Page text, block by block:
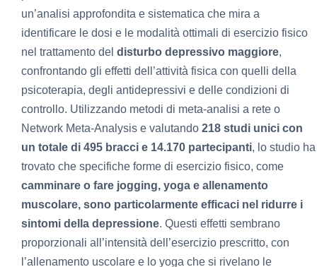
un’analisi approfondita e sistematica che mira a
identificare le dosi e le modalità ottimali di esercizio fisico
nel trattamento del disturbo depressivo maggiore,
confrontando gli effetti dell’attività fisica con quelli della
psicoterapia, degli antidepressivi e delle condizioni di
controllo. Utilizzando metodi di meta-analisi a rete o
Network Meta-Analysis e valutando 218 studi unici con
un totale di 495 bracci e 14.170 partecipanti, lo studio ha
trovato che specifiche forme di esercizio fisico, come
camminare o fare jogging, yoga e allenamento
muscolare, sono particolarmente efficaci nel ridurre i
sintomi della depressione. Questi effetti sembrano
proporzionali all’intensità dell’esercizio prescritto, con
l’allenamento uscolare e lo yoga che si rivelano le